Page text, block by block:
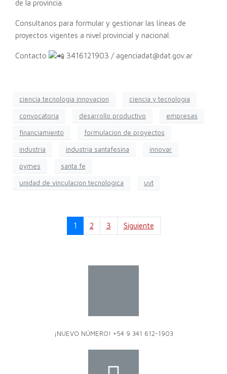
de la provincia.
Consultanos para formular y gestionar las líneas de
proyectos vigentes a nivel provincial y nacional.
Contacto 3416121903 / agenciadat@dat.gov.ar
ciencia tecnologia innovacion ciencia y tecnologia
convocatoria desarrollo productivo empresas
financiamiento formulacion de proyectos
industria industria santafesina innovar
pymes santa fe
unidad de vinculacion tecnologica uvt
1 2 3 Siguiente
¡NUEVO NÚMERO! +54 9 341 612-1903